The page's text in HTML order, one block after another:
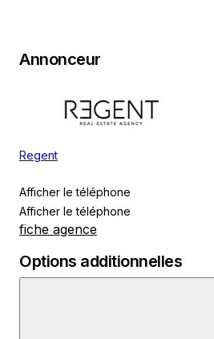
Annonceur
Regent
Afficher le téléphone
Afficher le téléphone
fiche agence
Options additionnelles